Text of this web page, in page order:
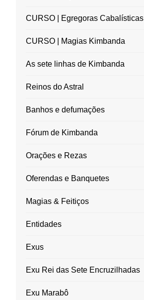
CURSO | Egregoras Cabalísticas
CURSO | Magias Kimbanda
As sete linhas de Kimbanda
Reinos do Astral
Banhos e defumações
Fórum de Kimbanda
Orações e Rezas
Oferendas e Banquetes
Magias & Feitiços
Entidades
Exus
Exu Rei das Sete Encruzilhadas
Exu Marabô